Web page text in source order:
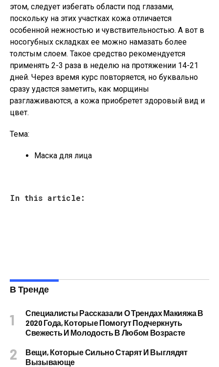
этом, следует избегать области под глазами,
поскольку на этих участках кожа отличается
особенной нежностью и чувствительностью. А вот в
носогубных складках ее можно намазать более
толстым слоем. Такое средство рекомендуется
применять 2-3 раза в неделю на протяжении 14-21
дней. Через время курс повторяется, но буквально
сразу удастся заметить, как морщины
разглаживаются, а кожа приобретет здоровый вид и
цвет.
Тема:
Маска для лица
In this article:
В Тренде
Специалисты Рассказали О Трендах Макияжа В
2020 Года, Которые Помогут Подчеркнуть
Свежесть И Молодость В Любом Возрасте
Вещи, Которые Сильно Старят И Выглядят
Вызывающе